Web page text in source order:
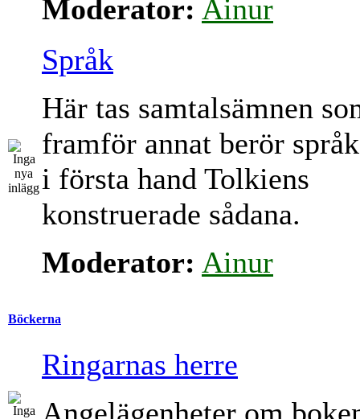
Moderator: Ainur
Språk
Här tas samtalsämnen
framför annat berör
i första hand Tolkiens
konstruerade sådana.
Moderator: Ainur
Böckerna
Ringarnas herre